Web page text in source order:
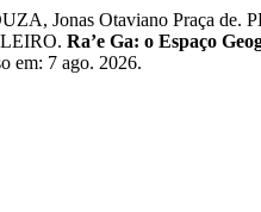
Jonas Otaviano Praça
Ra’e Ga: o Espaço
em: 7 ago. 2026.